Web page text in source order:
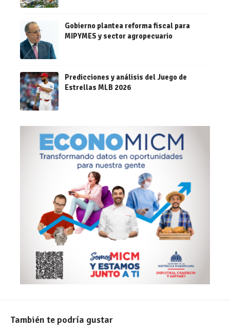
Gobierno plantea reforma fiscal para
MIPYMES y sector agropecuario
Predicciones y análisis del Juego de
Estrellas MLB 2026
También te podría gustar